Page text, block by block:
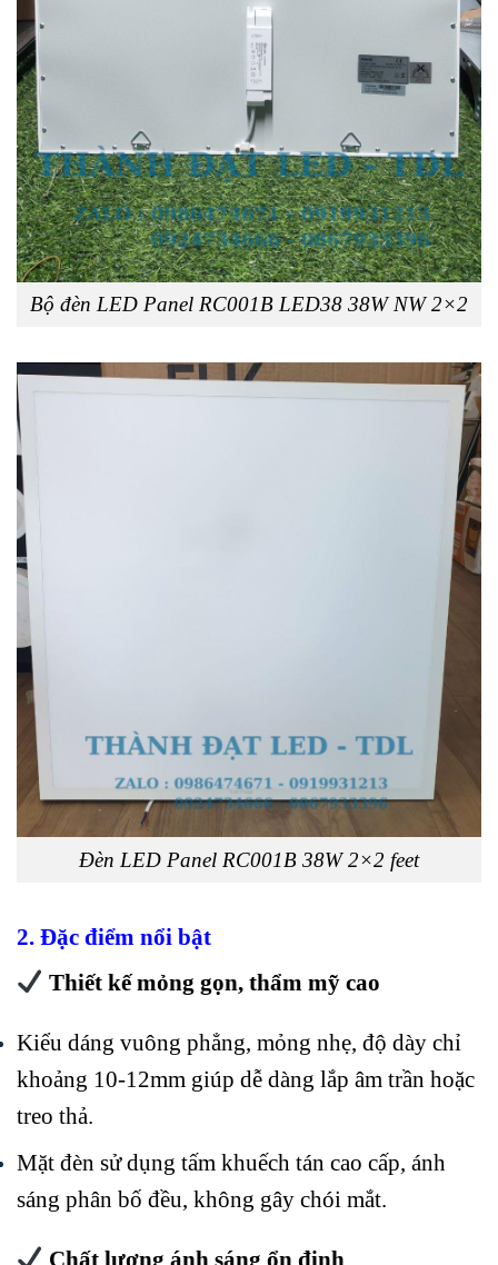
Bộ đèn LED Panel RC001B LED38 38W NW 2×2
Đèn LED Panel RC001B 38W 2×2 feet
2. Đặc điểm nổi bật
Thiết kế mỏng gọn, thẩm mỹ cao
Kiểu dáng vuông phẳng, mỏng nhẹ, độ dày chỉ
khoảng 10-12mm giúp dễ dàng lắp âm trần hoặc
treo thả.
Mặt đèn sử dụng tấm khuếch tán cao cấp, ánh
sáng phân bố đều, không gây chói mắt.
Chất lượng ánh sáng ổn định